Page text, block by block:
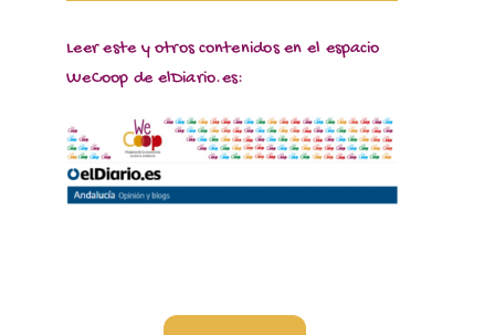
Leer este y otros contenidos en el espacio
WeCoop de elDiario.es: